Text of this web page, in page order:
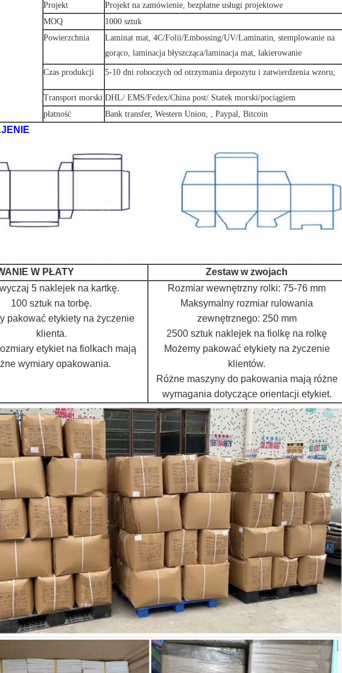
Projekt
Projekt na zamówienie, bezpłatne usługi projektowe
MOQ
1000 sztuk
Powierzchnia
Laminat mat, 4C/Folii/Embossing/UV/Laminatin, stemplowanie na
gorąco, laminacja błyszcząca/laminacja mat, lakierowanie
Czas produkcji 5-10 dni roboczych od otrzymania depozytu i zatwierdzenia wzoru;
Transport morski DHL/ EMS/Fedex/China post/ Statek morski/pociągiem
płatność
Bank transfer, Western Union, , Paypal, Bitcoin
W PŁATY
Zestaw w zwojach
5 naklejek na kartkę.
100 sztuk na torbę.
pakować etykiety na życzenie
klienta.
etykiet na fiolkach mają
wymiary opakowania.
Rozmiar wewnętrzny rolki: 75-76 mm
Maksymalny rozmiar rulowania
zewnętrznego: 250 mm
2500 sztuk naklejek na fiolkę na rolkę
Możemy pakować etykiety na życzenie
klientów.
Różne maszyny do pakowania mają różne
wymagania dotyczące orientacji etykiet.